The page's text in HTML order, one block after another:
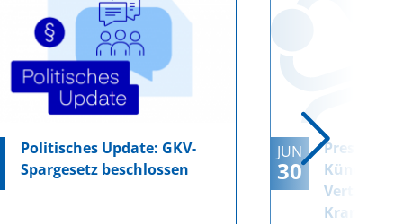
Politisches Update: GKV-
Spargesetz beschlossen
JUN
30
Verträgen